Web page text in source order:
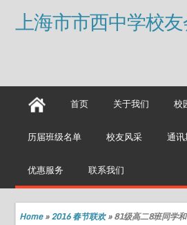
上海市市西中学校
首页 关于我们 校
历届班级名单 校友风采 通
优惠服务 联系我们
Home»2016 春节联欢»81级高二8班同学和